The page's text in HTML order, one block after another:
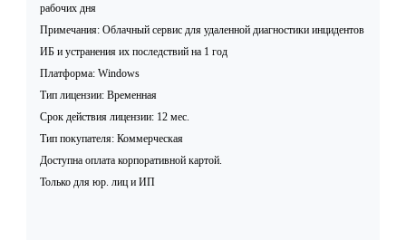
рабочих дня
Примечания: Облачный сервис для удаленной диагностики инцидентов
ИБ и устранения их последствий на 1 год
Платформа: Windows
Тип лицензии: Временная
Срок действия лицензии: 12 мес.
Тип покупателя: Коммерческая
Доступна оплата корпоративной картой.
Только для юр. лиц и ИП